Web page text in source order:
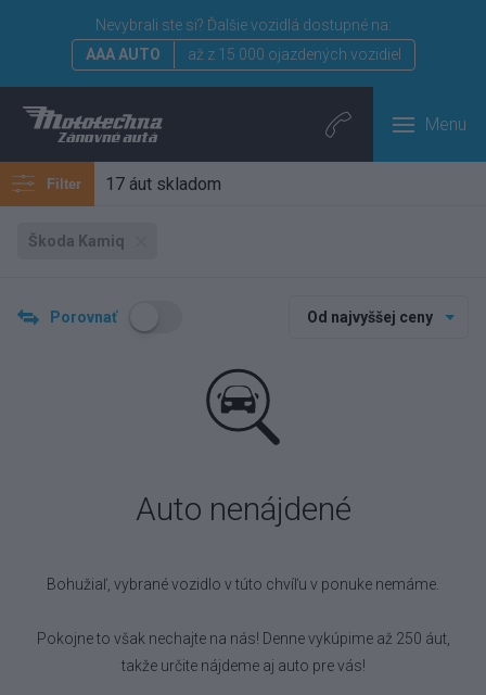
Nevybrali ste si? Ďalšie vozidlá dostupné na:
AAA AUTO
až z 15 000 ojazdených vozidiel
Menu
Filter 17 áut skladom
Škoda Kamiq
Porovnať Od najvyššej ceny
Auto nenájdené
Bohužiaľ, vybrané vozidlo v túto chvíľu v ponuke nemáme.
Pokojne to však nechajte na nás! Denne vykúpime až 250 áut,
takže určite nájdeme aj auto pre vás!